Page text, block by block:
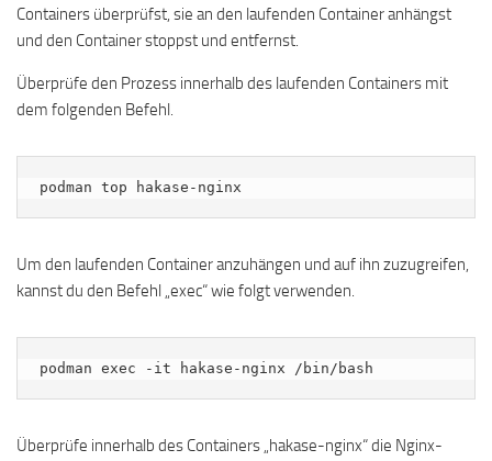
Containers überprüfst, sie an den laufenden Container anhängst
und den Container stoppst und entfernst.
Überprüfe den Prozess innerhalb des laufenden Containers mit
dem folgenden Befehl.
podman top hakase-nginx
Um den laufenden Container anzuhängen und auf ihn zuzugreifen,
kannst du den Befehl „exec“ wie folgt verwenden.
podman exec -it hakase-nginx /bin/bash
Überprüfe innerhalb des Containers „hakase-nginx“ die Nginx-